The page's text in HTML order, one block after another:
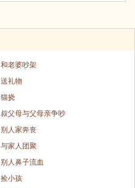
和老婆吵架
送礼物
猫挠
叔父母与父母亲争吵
别人家奔丧
与家人团聚
别人鼻子流血
捡小孩